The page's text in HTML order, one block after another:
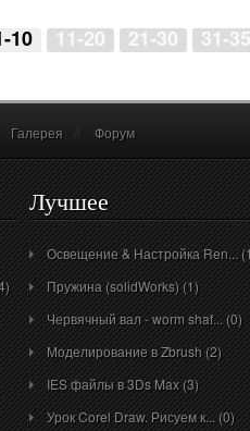
10 11-20 21-30 31-35
Галерея Форум
Лучшее
Освещение & Настройка Ren...
Пружина (solidWorks) (1)
Червячный вал - worm shaf... (0)
Моделирование в Zbrush (2)
IES файлы в 3Ds Max (3)
Урок Corel Draw. Рисуем к... (0)